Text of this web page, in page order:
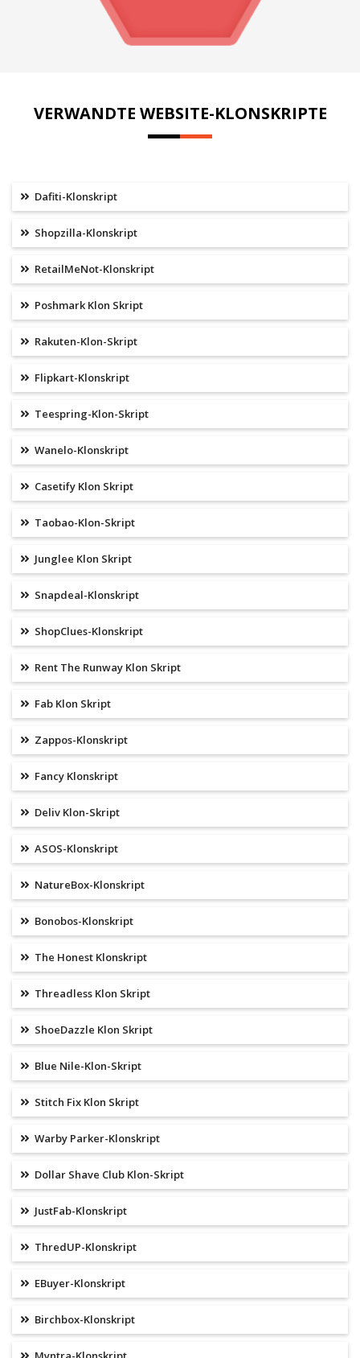
VERWANDTE WEBSITE-KLONSKRIPTE
Dafiti-Klonskript
Shopzilla-Klonskript
RetailMeNot-Klonskript
Poshmark Klon Skript
Rakuten-Klon-Skript
Flipkart-Klonskript
Teespring-Klon-Skript
Wanelo-Klonskript
Casetify Klon Skript
Taobao-Klon-Skript
Junglee Klon Skript
Snapdeal-Klonskript
ShopClues-Klonskript
Rent The Runway Klon Skript
Fab Klon Skript
Zappos-Klonskript
Fancy Klonskript
Deliv Klon-Skript
ASOS-Klonskript
NatureBox-Klonskript
Bonobos-Klonskript
The Honest Klonskript
Threadless Klon Skript
ShoeDazzle Klon Skript
Blue Nile-Klon-Skript
Stitch Fix Klon Skript
Warby Parker-Klonskript
Dollar Shave Club Klon-Skript
JustFab-Klonskript
ThredUP-Klonskript
EBuyer-Klonskript
Birchbox-Klonskript